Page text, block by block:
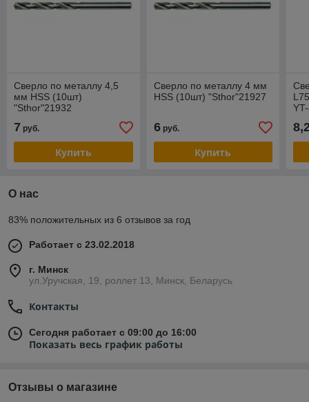
Сверло по металлу 4,5
мм HSS (10шт)
"Sthor"21932
7 руб.
Купить
Сверло по металлу 4 мм
HSS (10шт) "Sthor"21927
6руб.
Купить
О нас
83% положительных из 6 отзывов за год
Работает с 23.02.2018
г. Минск
ул.Уручская, 19, роллет 13, Минск, Беларусь
Контакты
Сегодня работает с 09:00 до 16:00
Показать весь график работы
Отзывы о магазине